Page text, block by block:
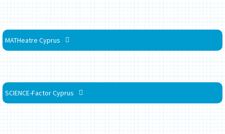
MATHeatre Cyprus
SCIENCE-Factor Cyprus